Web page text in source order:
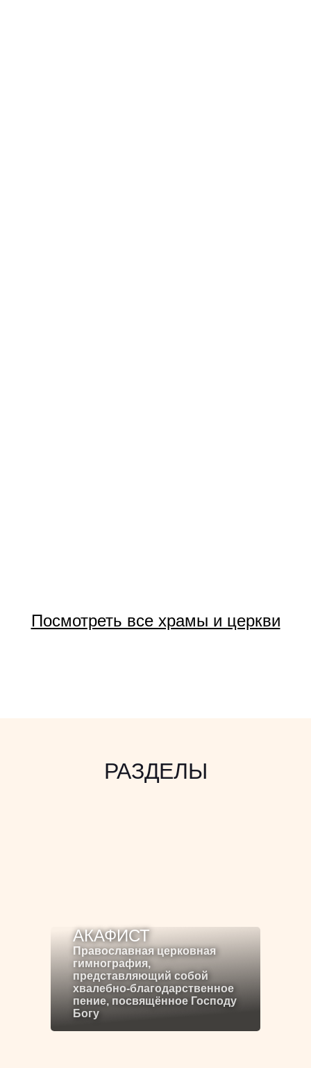
Посмотреть все храмы и церкви
РАЗДЕЛЫ
АКАФИСТ
Православная церковная
гимнография,
представляющий собой
хвалебно-благодарственное
пение, посвящённое Господу
Богу